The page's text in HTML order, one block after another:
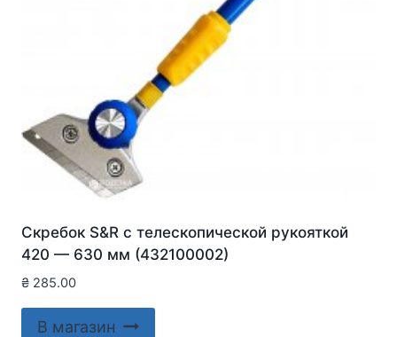
Скребок S&R с телескопической рукояткой
420 — 630 мм (432100002)
₴ 285.00
В магазин